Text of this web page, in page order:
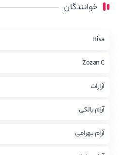
محمد جزا
چاو من
خوانندگان
Hiva
Zozan C
آرارات
آرام بالکی
آرام بهرامی